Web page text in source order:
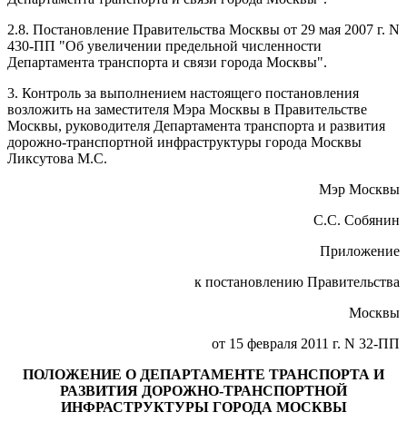
2.8. Постановление Правительства Москвы от 29 мая 2007 г. N
430-ПП "Об увеличении предельной численности
Департамента транспорта и связи города Москвы".
3. Контроль за выполнением настоящего постановления
возложить на заместителя Мэра Москвы в Правительстве
Москвы, руководителя Департамента транспорта и развития
дорожно-транспортной инфраструктуры города Москвы
Ликсутова М.С.
Мэр Москвы
С.С. Собянин
Приложение
к постановлению Правительства
Москвы
от 15 февраля 2011 г. N 32-ПП
ПОЛОЖЕНИЕ О ДЕПАРТАМЕНТЕ ТРАНСПОРТА И
РАЗВИТИЯ ДОРОЖНО-ТРАНСПОРТНОЙ
ИНФРАСТРУКТУРЫ ГОРОДА МОСКВЫ